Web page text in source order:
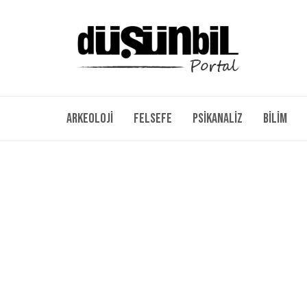
Arkeoloji Felsefe Psikanaliz Bilim